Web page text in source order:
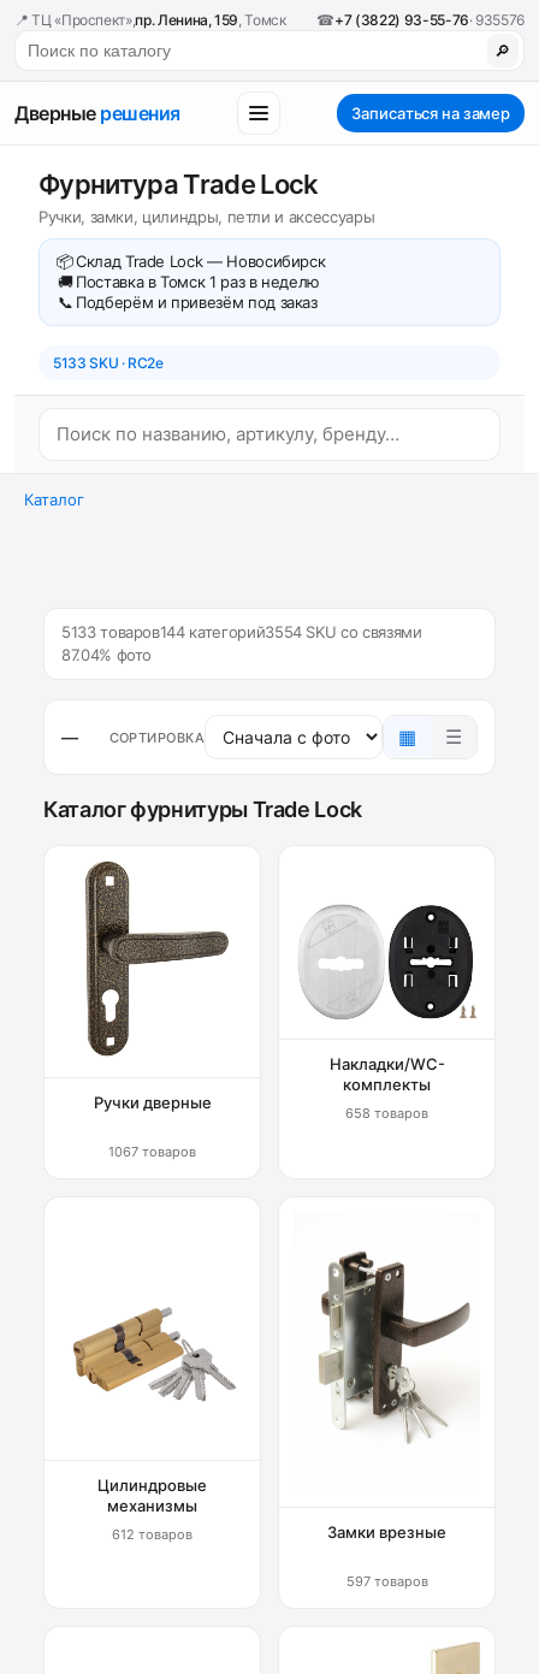
📍 ТЦ «Проспект»,пр. Ленина, 159, Томск ☎+7 (3822) 93-55-76· 935576
🔎
Дверные решения Записаться на замер
Фурнитура Trade Lock
Ручки, замки, цилиндры, петли и аксессуары
📦Склад Trade Lock — Новосибирск
🚚 Поставка в Томск 1 раз в неделю
📞 Подберём и привезём под заказ
5133 SKU · RC2e
Каталог
5133 товаров144 категорий3554 SKU со связями
87.04% фото
— СОРТИРОВКА ▦ ☰
Каталог фурнитуры Trade Lock
Ручки дверные
1067 товаров
Накладки/WC-
комплекты
658 товаров
Цилиндровые
механизмы
612 товаров Замки врезные
597 товаров